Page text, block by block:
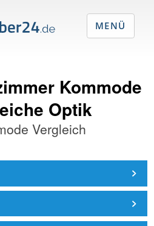
Kommode
Optik
Vergleich
MENÜ